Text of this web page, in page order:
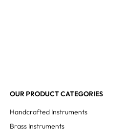
OUR PRODUCT CATEGORIES
Handcrafted Instruments
Brass Instruments